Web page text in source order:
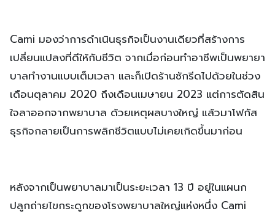
Cami มองว่าการดำเนินธุรกิจเป็นงานเดียวที่สร้างการ
เปลี่ยนแปลงที่ดีให้กับชีวิต จากเมื่อก่อนทำอาชีพเป็นพยายา
บาลทำงานแบบเต็มเวลา และก็เปิดร้านซักรีดไปด้วยในช่วง
เดือนตุลาคม 2020 ถึงเดือนเมษายน 2023 แต่การตัดสิน
ใจลาออกจากพยาบาล ด้วยเหตุผลบางใหญ่ แล้วมาโฟกัส
ธุรกิจกลายเป็นการพลิกชีวิตแบบไม่เคยเกิดขึ้นมาก่อน
หลังจากเป็นพยาบาลมาเป็นระยะเวลา 13 ปี อยู่ในแผนก
ปลูกถ่ายไขกระดูกของโรงพยาบาลใหญ่แห่งหนึ่ง Cami